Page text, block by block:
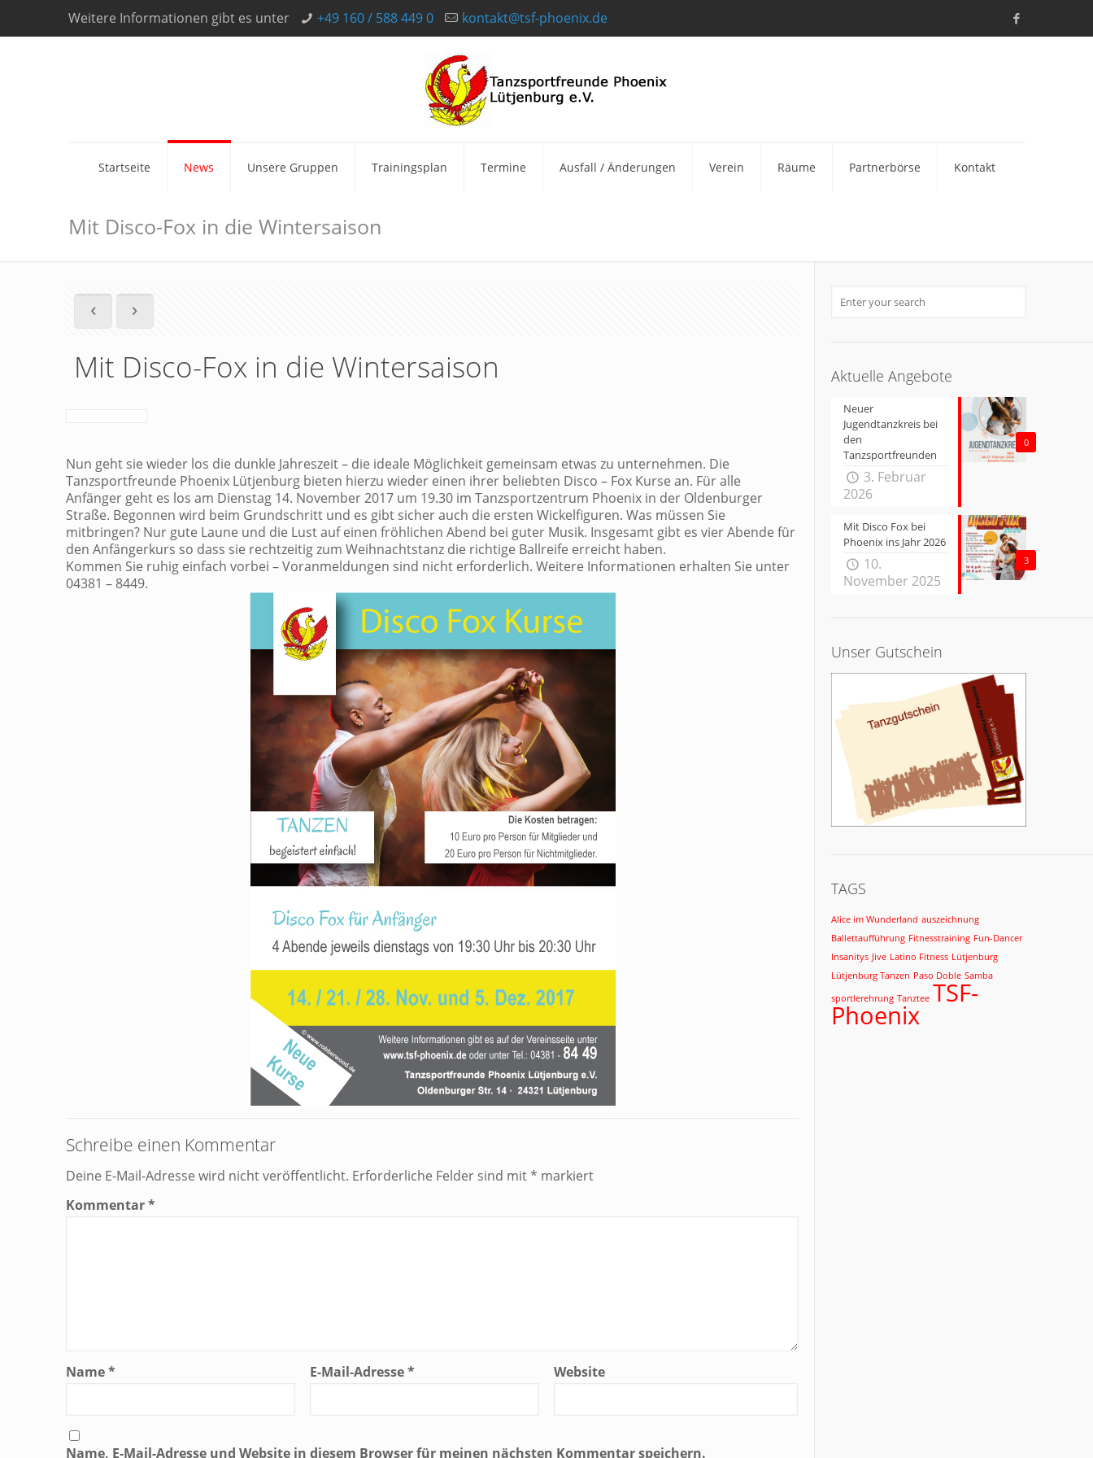
Weitere Informationen gibt es unter +49 160 / 588 449 0 kontakt@tsf-phoenix.de
Startseite News Unsere Gruppen Trainingsplan Termine Ausfall / Änderungen Verein Räume Partnerbörse Kontakt
Mit Disco-Fox in die Wintersaison
Mit Disco-Fox in die Wintersaison
Nun geht sie wieder los die dunkle Jahreszeit – die ideale Möglichkeit gemeinsam etwas zu unternehmen. Die
Tanzsportfreunde Phoenix Lütjenburg bieten hierzu wieder einen ihrer beliebten Disco – Fox Kurse an. Für alle
Anfänger geht es los am Dienstag 14. November 2017 um 19.30 im Tanzsportzentrum Phoenix in der Oldenburger
Straße. Begonnen wird beim Grundschritt und es gibt sicher auch die ersten Wickelfiguren. Was müssen Sie
mitbringen? Nur gute Laune und die Lust auf einen fröhlichen Abend bei guter Musik. Insgesamt gibt es vier Abende für
den Anfängerkurs so dass sie rechtzeitig zum Weihnachtstanz die richtige Ballreife erreicht haben.
Kommen Sie ruhig einfach vorbei – Voranmeldungen sind nicht erforderlich. Weitere Informationen erhalten Sie unter
04381 – 8449.
Schreibe einen Kommentar
Deine E-Mail-Adresse wird nicht veröffentlicht. Erforderliche Felder sind mit* markiert
Kommentar*
Name* E-Mail-Adresse* Website
Name, E-Mail-Adresse und Website in diesem Browser für meinen nächsten Kommentar speichern.
Aktuelle Angebote
0
Neuer
Jugendtanzkreis bei
den
Tanzsportfreunden
3. Februar
2026
3
Mit Disco Fox bei
Phoenix ins Jahr 2026
10.
November 2025
Unser Gutschein
TAGS
Alice im Wunderland auszeichnung
Ballettaufführung Fitnesstraining Fun-Dancer
Insanitys Jive Latino Fitness Lütjenburg
Lütjenburg Tanzen Paso Doble Samba
sportlerehrung Tanztee TSF-
Phoenix